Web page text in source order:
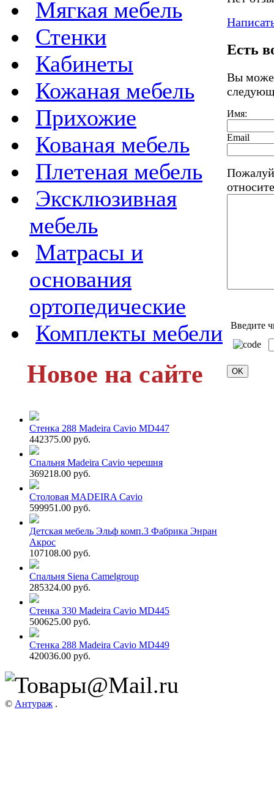
Мягкая мебель
Стенки
Кабинеты
Кожаная мебель
Прихожие
Кованая мебель
Плетеная мебель
Эксклюзивная
мебель
Матрасы и
основания
ортопедические
Комплекты мебели
Новое на сайте
Стенка 288 Madeira Cavio MD447
442375.00 руб.
Спальня Madeira Cavio черешня
369218.00 руб.
Столовая MADEIRA Cavio
599951.00 руб.
Детская мебель Эльф комп.3 Фабрика Энран
Акрос
107108.00 руб.
Спальня Siena Camelgroup
285324.00 руб.
Стенка 330 Madeira Cavio MD445
500625.00 руб.
Стенка 288 Madeira Cavio MD449
420036.00 руб.
Есть
Вы
Имя:
Email
Введите
© Антураж .